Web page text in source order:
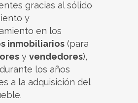
gracias al sólido
y
en los
inmobiliarios (para
y vendedores),
los años
a la adquisición del